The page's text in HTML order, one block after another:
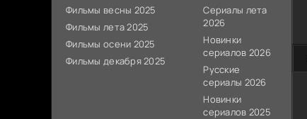
Фильмы весны 2025
Фильмы лета 2025
Фильмы осени 2025
Фильмы декабря 2025
Сериалы лета
2026
Новинки
сериалов 2026
Русские
сериалы 2026
Новинки
сериалов 2025